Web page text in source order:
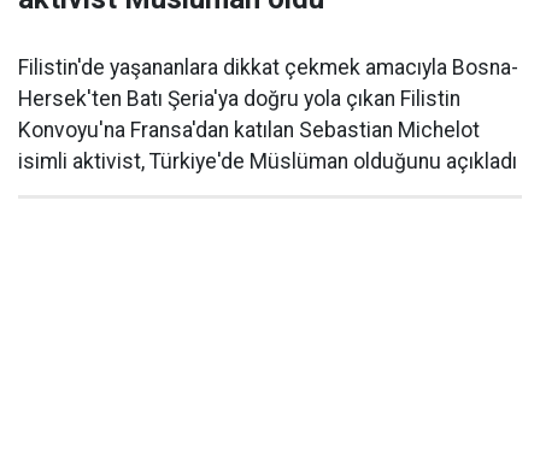
Filistin'de yaşananlara dikkat çekmek amacıyla Bosna-
Hersek'ten Batı Şeria'ya doğru yola çıkan Filistin
Konvoyu'na Fransa'dan katılan Sebastian Michelot
isimli aktivist, Türkiye'de Müslüman olduğunu açıkladı